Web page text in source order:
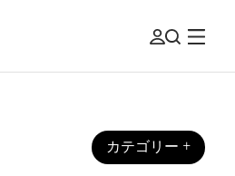
カテゴリー +